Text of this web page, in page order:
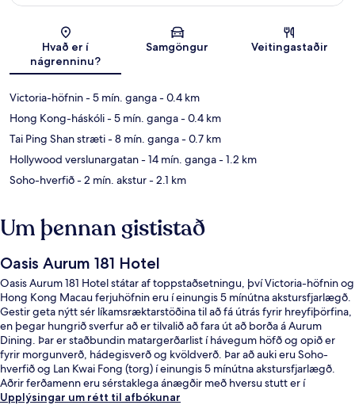
Hvað er í
nágrenninu?
Samgöngur Veitingastaðir
Victoria-höfnin- 5 mín. ganga- 0.4 km
Hong Kong-háskóli- 5 mín. ganga- 0.4 km
Tai Ping Shan stræti- 8 mín. ganga- 0.7 km
Hollywood verslunargatan- 14 mín. ganga- 1.2 km
Soho-hverfið- 2 mín. akstur- 2.1 km
Um þennan gististað
Oasis Aurum 181 Hotel
Oasis Aurum 181 Hotel státar af toppstaðsetningu, því Victoria-höfnin og
Hong Kong Macau ferjuhöfnin eru í einungis 5 mínútna akstursfjarlægð.
Gestir geta nýtt sér líkamsræktarstöðina til að fá útrás fyrir hreyfiþörfina,
en þegar hungrið sverfur að er tilvalið að fara út að borða á Aurum
Dining. Þar er staðbundin matargerðarlist í hávegum höfð og opið er
fyrir morgunverð, hádegisverð og kvöldverð. Þar að auki eru Soho-
hverfið og Lan Kwai Fong (torg) í einungis 5 mínútna akstursfjarlægð.
Aðrir ferðamenn eru sérstaklega ánægðir með hversu stutt er í
almenningssamgöngur: Whitty Street-sporvagnastöðin er bara örfá
Upplýsingar um rétt til afbókunar